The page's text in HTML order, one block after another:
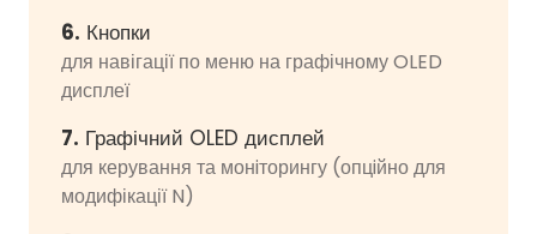
6. Кнопки
для навігації по меню на графічному OLED
дисплеї
7. Графічний OLED дисплей
для керування та монiторингу (опцiйно для
модифікації N)